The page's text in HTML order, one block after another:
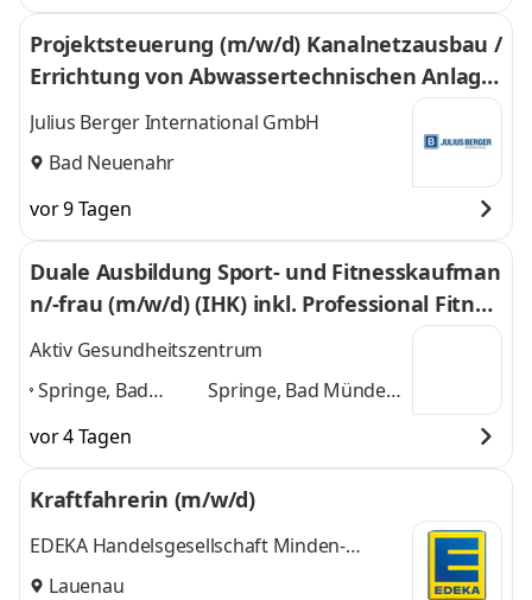
Projektsteuerung (m/w/d) Kanalnetzausbau /
Errichtung von Abwassertechnischen Anlage
n
Julius Berger International GmbH
Bad Neuenahr
vor 9 Tagen
Duale Ausbildung Sport- und Fitnesskaufman
n/-frau (m/w/d) (IHK) inkl. Professional Fitnes
scoach
Aktiv Gesundheitszentrum
Springe, Bad
Deister, Lauenau,
Hessisch
Oldendorf,
Algermissen ,
Springe, Bad Münder
Algermissenund 3
weitere
vor 4 Tagen
Kraftfahrerin (m/w/d)
EDEKA Handelsgesellschaft Minden-
Hannover mbH
Lauenau